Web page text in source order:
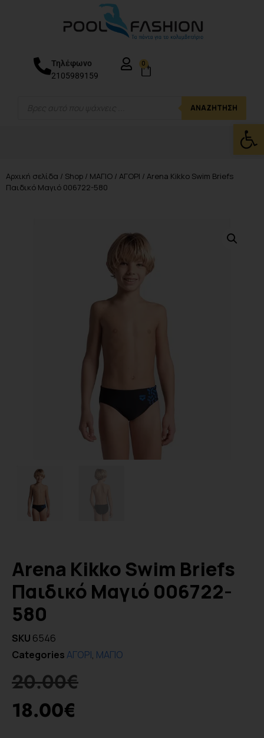
ΑΝΑΖΉΤΗΣΗ
Τηλέφωνο
2105989159
0
Αρχική σελίδα / Shop / ΜΑΓΙΟ / ΑΓΟΡΙ / Arena Kikko Swim Briefs
Παιδικό Μαγιό 006722-580
Arena Kikko Swim Briefs
Παιδικό Μαγιό 006722-
580
SKU 6546
CategoriesΑΓΟΡΙ, ΜΑΓΙΟ
20.00€
18.00€